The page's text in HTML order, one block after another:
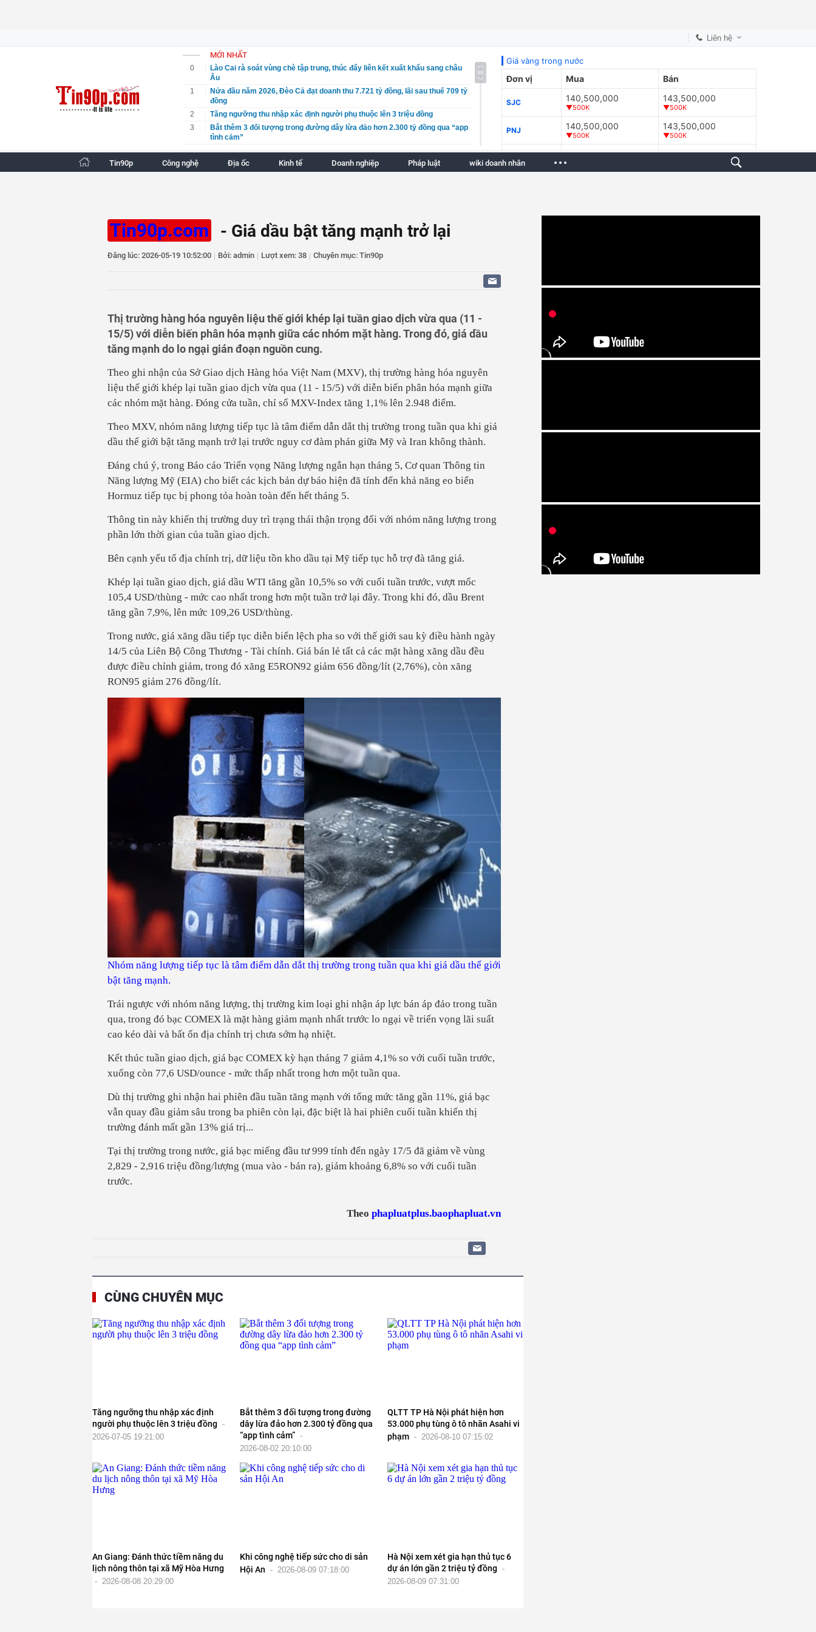
Liên hệ
MỚI NHẤT
0
Lào Cai rà soát vùng chè tập trung, thúc đẩy liên kết xuất khẩu sang châu
Âu
1
Nửa đầu năm 2026, Đèo Cả đạt doanh thu 7.721 tỷ đồng, lãi sau thuế 709 tỷ
đồng
2
Tăng ngưỡng thu nhập xác định người phụ thuộc lên 3 triệu đồng
3
Bắt thêm 3 đối tượng trong đường dây lừa đảo hơn 2.300 tỷ đồng qua “app
tình cảm”
4
QLTT TP Hà Nội phát hiện hơn 53.000 phụ tùng ô tô nhãn Asahi vi phạm
5
An Giang: Đánh thức tiềm năng du lịch nông thôn tại xã Mỹ Hòa Hưng
9
Đề xuất tháo gỡ vướng mắc về Giấy Chứng nhận ATTP tại các cảng cá
công lập
10
Bắc Ninh triển khai chiến lược phát triển thị trường bán lẻ gắn với thương
mại điện tử và logistics xanh
14
Thuế TP HCM: Biến công nghệ thành động lực, biến chuyển đổi số thành
niềm tin
Tin90p Công nghệ Địa ốc Kinh tế Doanh nghiệp Pháp luật wiki doanh nhân
Tin90p.com - Giá dầu bật tăng mạnh trở lại
Đăng lúc: 2026-05-19 10:52:00 | Bởi: admin | Lượt xem: 38 | Chuyên mục: Tin90p
Thị trường hàng hóa nguyên liệu thế giới khép lại tuần giao dịch vừa qua (11 -
15/5) với diễn biến phân hóa mạnh giữa các nhóm mặt hàng. Trong đó, giá dầu
tăng mạnh do lo ngại gián đoạn nguồn cung.
Theo ghi nhận của Sở Giao dịch Hàng hóa Việt Nam (MXV), thị trường hàng hóa nguyên
liệu thế giới khép lại tuần giao dịch vừa qua (11 - 15/5) với diễn biến phân hóa mạnh giữa
các nhóm mặt hàng. Đóng cửa tuần, chỉ số MXV-Index tăng 1,1% lên 2.948 điểm.
Theo MXV, nhóm năng lượng tiếp tục là tâm điểm dẫn dắt thị trường trong tuần qua khi giá
dầu thế giới bật tăng mạnh trở lại trước nguy cơ đàm phán giữa Mỹ và Iran không thành.
Đáng chú ý, trong Báo cáo Triển vọng Năng lượng ngắn hạn tháng 5, Cơ quan Thông tin
Năng lượng Mỹ (EIA) cho biết các kịch bản dự báo hiện đã tính đến khả năng eo biển
Hormuz tiếp tục bị phong tỏa hoàn toàn đến hết tháng 5.
Thông tin này khiến thị trường duy trì trạng thái thận trọng đối với nhóm năng lượng trong
phần lớn thời gian của tuần giao dịch.
Bên cạnh yếu tố địa chính trị, dữ liệu tồn kho dầu tại Mỹ tiếp tục hỗ trợ đà tăng giá.
Khép lại tuần giao dịch, giá dầu WTI tăng gần 10,5% so với cuối tuần trước, vượt mốc
105,4 USD/thùng - mức cao nhất trong hơn một tuần trở lại đây. Trong khi đó, dầu Brent
tăng gần 7,9%, lên mức 109,26 USD/thùng.
Trong nước, giá xăng dầu tiếp tục diễn biến lệch pha so với thế giới sau kỳ điều hành ngày
14/5 của Liên Bộ Công Thương - Tài chính. Giá bán lẻ tất cả các mặt hàng xăng dầu đều
được điều chỉnh giảm, trong đó xăng E5RON92 giảm 656 đồng/lít (2,76%), còn xăng
RON95 giảm 276 đồng/lít.
Nhóm năng lượng tiếp tục là tâm điểm dẫn dắt thị trường trong tuần qua khi giá dầu thế giới
bật tăng mạnh.
Trái ngược với nhóm năng lượng, thị trường kim loại ghi nhận áp lực bán áp đảo trong tuần
qua, trong đó bạc COMEX là mặt hàng giảm mạnh nhất trước lo ngại về triển vọng lãi suất
cao kéo dài và bất ổn địa chính trị chưa sớm hạ nhiệt.
Kết thúc tuần giao dịch, giá bạc COMEX kỳ hạn tháng 7 giảm 4,1% so với cuối tuần trước,
xuống còn 77,6 USD/ounce - mức thấp nhất trong hơn một tuần qua.
Dù thị trường ghi nhận hai phiên đầu tuần tăng mạnh với tổng mức tăng gần 11%, giá bạc
vẫn quay đầu giảm sâu trong ba phiên còn lại, đặc biệt là hai phiên cuối tuần khiến thị
trường đánh mất gần 13% giá trị...
Tại thị trường trong nước, giá bạc miếng đầu tư 999 tính đến ngày 17/5 đã giảm về vùng
2,829 - 2,916 triệu đồng/lượng (mua vào - bán ra), giảm khoảng 6,8% so với cuối tuần
trước.
Theo phapluatplus.baophapluat.vn
CÙNG CHUYÊN MỤC
Tăng ngưỡng thu nhập xác định
người phụ thuộc lên 3 triệu đồng -
2026-07-05 19:21:00
Bắt thêm 3 đối tượng trong đường
dây lừa đảo hơn 2.300 tỷ đồng qua
“app tình cảm” -
2026-08-02 20:10:00
QLTT TP Hà Nội phát hiện hơn
53.000 phụ tùng ô tô nhãn Asahi vi
phạm - 2026-08-10 07:15:02
An Giang: Đánh thức tiềm năng du
lịch nông thôn tại xã Mỹ Hòa Hưng
- 2026-08-08 20:29:00
Khi công nghệ tiếp sức cho di sản
Hội An - 2026-08-09 07:18:00
Hà Nội xem xét gia hạn thủ tục 6
dự án lớn gần 2 triệu tỷ đồng -
2026-08-09 07:31:00